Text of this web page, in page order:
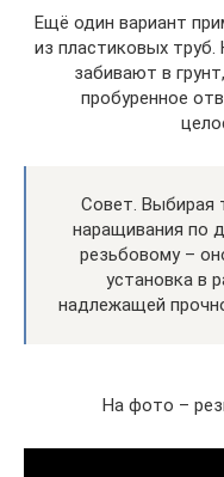
Ещё один вариант
из пластиковых труб.
забивают в
пробуренное
Совет. Выбирая
наращивания по
резьбовому –
установка в
надлежащей
На фото –